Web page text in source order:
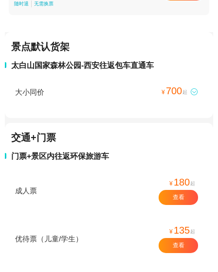
随时退 无需换票
景点默认货架
太白山国家森林公园-西安往返包车直通车
大小同价 ¥ 700起 
交通+门票
门票+景区内往返环保旅游车
成人票
¥ 180起
查看
优待票（儿童/学生）
¥ 135起
查看